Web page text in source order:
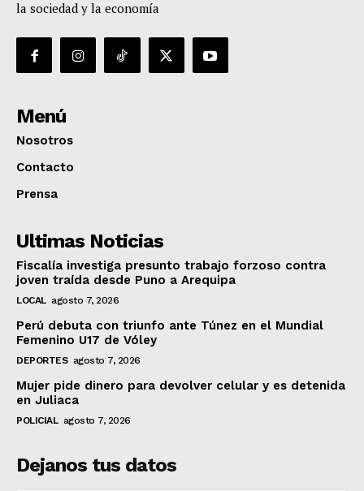
la sociedad y la economía
Menú
Nosotros
Contacto
Prensa
Ultimas Noticias
Fiscalía investiga presunto trabajo forzoso contra
joven traída desde Puno a Arequipa
LOCAL agosto 7, 2026
Perú debuta con triunfo ante Túnez en el Mundial
Femenino U17 de Vóley
DEPORTES agosto 7, 2026
Mujer pide dinero para devolver celular y es detenida
en Juliaca
POLICIAL agosto 7, 2026
Dejanos tus datos